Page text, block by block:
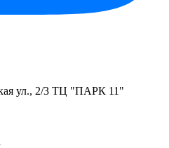
ул., 2/3 ТЦ "ПАРК 11"